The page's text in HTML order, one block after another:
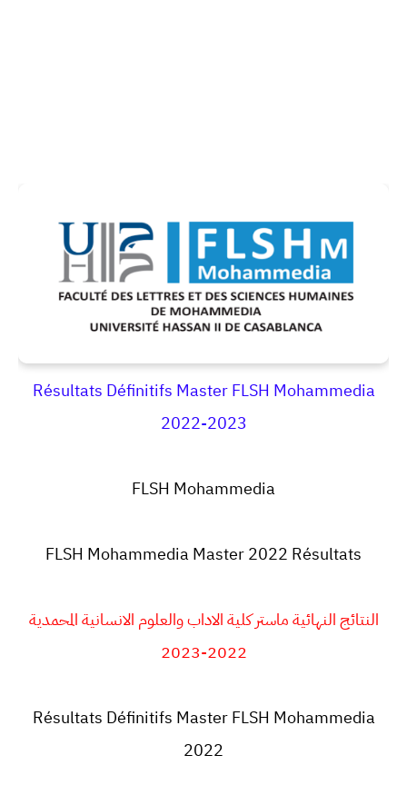
Résultats Définitifs Master FLSH Mohammedia
2022-2023
FLSH Mohammedia
FLSH Mohammedia Master 2022 Résultats
النتائج النهائية ماستر كلية الاداب والعلوم الانسانية المحمدية
2022-2023
Résultats Définitifs Master FLSH Mohammedia
2022